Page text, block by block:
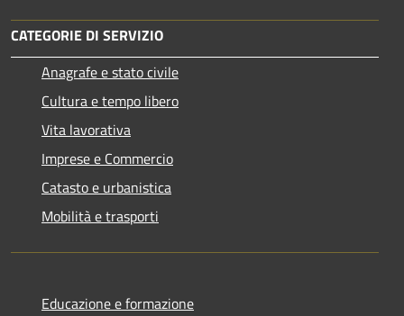
CATEGORIE DI SERVIZIO
Anagrafe e stato civile
Cultura e tempo libero
Vita lavorativa
Imprese e Commercio
Catasto e urbanistica
Mobilità e trasporti
Educazione e formazione